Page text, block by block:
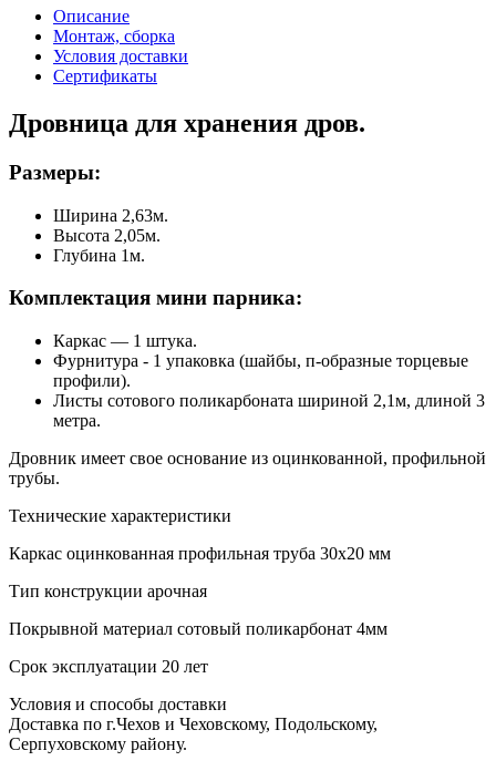
Описание
Монтаж, сборка
Условия доставки
Сертификаты
Дровница для хранения дров.
Размеры:
Ширина 2,63м.
Высота 2,05м.
Глубина 1м.
Комплектация мини парника:
Каркас — 1 штука.
Фурнитура - 1 упаковка (шайбы, п-образные торцевые
профили).
Листы сотового поликарбоната шириной 2,1м, длиной 3
метра.
Дровник имеет свое основание из оцинкованной, профильной
трубы.
Технические характеристики
Каркас оцинкованная профильная труба 30х20 мм
Тип конструкции арочная
Покрывной материал сотовый поликарбонат 4мм
Срок эксплуатации 20 лет
Условия и способы доставки
Доставка по г.Чехов и Чеховскому, Подольскому,
Серпуховскому району.